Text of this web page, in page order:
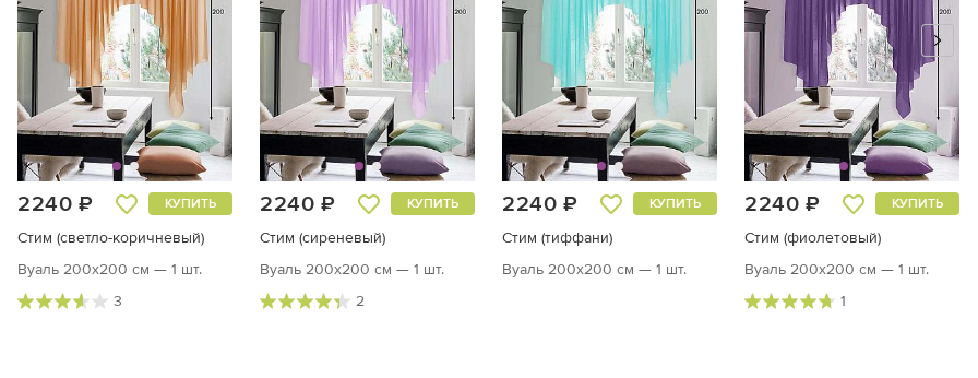
2240 ₽ КУПИТЬ
Стим (светло-коричневый)
Вуаль 200х200 см — 1 шт.
3
2240 ₽ КУПИТЬ
Стим (сиреневый)
Вуаль 200х200 см — 1 шт.
2
2240 ₽ КУПИТЬ
Стим (тиффани)
Вуаль 200х200 см — 1 шт.
2240 ₽ КУПИТЬ
Стим (фиолетовый)
Вуаль 200х200 см — 1 шт.
1